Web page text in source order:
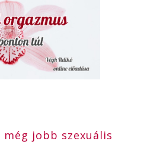
jobb szexuális